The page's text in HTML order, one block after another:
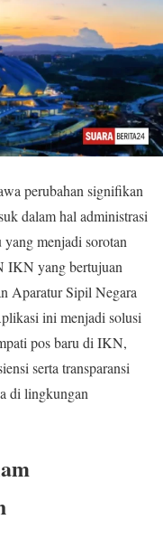
perubahan signifikan
dalam hal administrasi
yang menjadi sorotan
IKN yang bertujuan
Aparatur Sipil Negara
ini menjadi solusi
pos baru di IKN,
serta transparansi
di lingkungan